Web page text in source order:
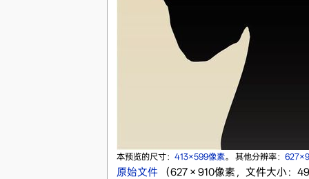
本预览的尺寸： 413×599像素。 其他分辨率：
原始文件‎ （627 × 910像素，文件大小：